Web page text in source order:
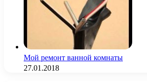
Мой ремонт ванной комнаты
27.01.2018